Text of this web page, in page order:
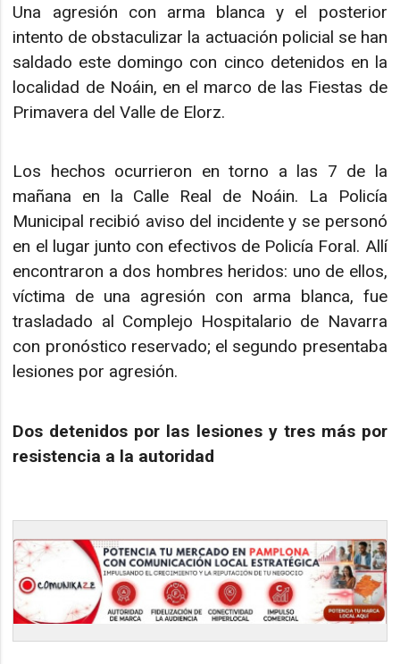
Una agresión con arma blanca y el posterior
intento de obstaculizar la actuación policial se han
saldado este domingo con cinco detenidos en la
localidad de Noáin, en el marco de las Fiestas de
Primavera del Valle de Elorz.
Los hechos ocurrieron en torno a las 7 de la
mañana en la Calle Real de Noáin. La Policía
Municipal recibió aviso del incidente y se personó
en el lugar junto con efectivos de Policía Foral. Allí
encontraron a dos hombres heridos: uno de ellos,
víctima de una agresión con arma blanca, fue
trasladado al Complejo Hospitalario de Navarra
con pronóstico reservado; el segundo presentaba
lesiones por agresión.
Dos detenidos por las lesiones y tres más por
resistencia a la autoridad